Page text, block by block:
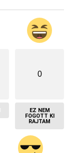
0
EZ NEM
FOGOTT KI
RAJTAM